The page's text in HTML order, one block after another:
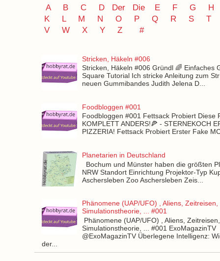
A B C D Der Die E F G
H
K
L M N O P Q R S
T
V
W X Y Z #
Stricken, Häkeln #006
Stricken, Häkeln #006 Gründl 🌈 Einfaches
Square Tutorial Ich stricke Anleitung zum
neuen Gummibandes Judith Jelena D...
Foodbloggen #001
Foodbloggen #001 Fettsack Probiert Diese
KOMPLETT ANDERS!🍕 - STERNEKOCH
PIZZERIA! Fettsack Probiert Erster Fake
Planetarien in Deutschland
Bochum und Münster haben die größten
NRW Standort Einrichtung Projektor-Typ
Aschersleben Zoo Aschersleben Zeis...
Phänomene (UAP/UFO) , Aliens, Zeitreisen,
Simulationstheorie, ... #001
Phänomene (UAP/UFO) , Aliens, Zeitreisen,
Simulationstheorie, ... #001 ExoMagazinTV
@ExoMagazinTV Überlegene Intelligenz:
der...